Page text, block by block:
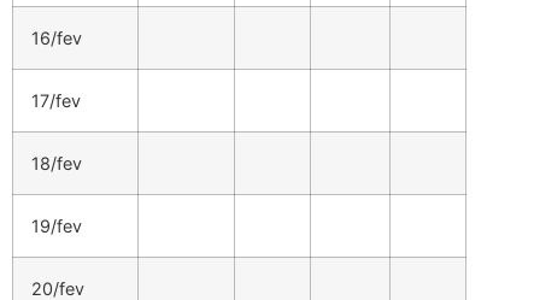
16/fev
17/fev
18/fev
19/fev
20/fev